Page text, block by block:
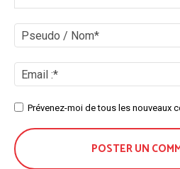
SitePrévenez-moi de tous les nouveaux